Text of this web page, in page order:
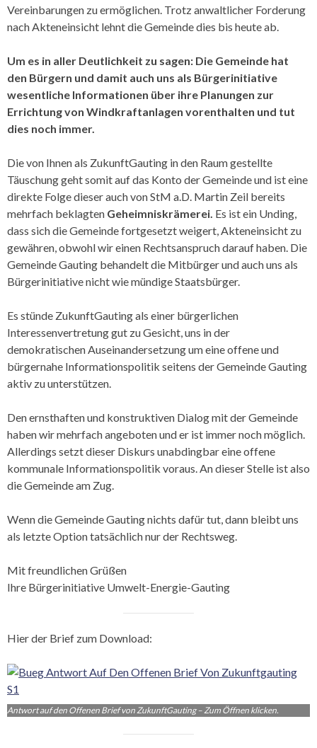
Vereinbarungen zu ermöglichen. Trotz anwaltlicher Forderung
nach Akteneinsicht lehnt die Gemeinde dies bis heute ab.
Um es in aller Deutlichkeit zu sagen: Die Gemeinde hat
den Bürgern und damit auch uns als Bürgerinitiative
wesentliche Informationen über ihre Planungen zur
Errichtung von Windkraftanlagen vorenthalten und tut
dies noch immer.
Die von Ihnen als ZukunftGauting in den Raum gestellte
Täuschung geht somit auf das Konto der Gemeinde und ist eine
direkte Folge dieser auch von StM a.D. Martin Zeil bereits
mehrfach beklagten Geheimniskrämerei. Es ist ein Unding,
dass sich die Gemeinde fortgesetzt weigert, Akteneinsicht zu
gewähren, obwohl wir einen Rechtsanspruch darauf haben. Die
Gemeinde Gauting behandelt die Mitbürger und auch uns als
Bürgerinitiative nicht wie mündige Staatsbürger.
Es stünde ZukunftGauting als einer bürgerlichen
Interessenvertretung gut zu Gesicht, uns in der
demokratischen Auseinandersetzung um eine offene und
bürgernahe Informations­politik seitens der Gemeinde Gauting
aktiv zu unterstützen.
Den ernsthaften und konstruktiven Dialog mit der Gemeinde
haben wir mehrfach angeboten und er ist immer noch möglich.
Allerdings setzt dieser Diskurs unabdingbar eine offene
kommunale Informationspolitik voraus. An dieser Stelle ist also
die Gemeinde am Zug.
Wenn die Gemeinde Gauting nichts dafür tut, dann bleibt uns
als letzte Option tatsächlich nur der Rechtsweg.
Mit freundlichen Grüßen
Ihre Bürgerinitiative Umwelt-Energie-Gauting
Hier der Brief zum Download:
Antwort auf den Offenen Brief von ZukunftGauting – Zum Öffnen klicken.